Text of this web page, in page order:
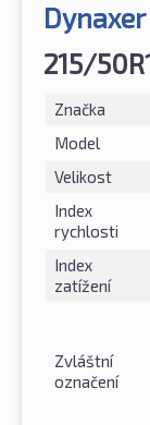
Dynaxer
215/
Značka
Model
Velikost
Index
rychlosti
Index
zatížení
Zvláštní
označení